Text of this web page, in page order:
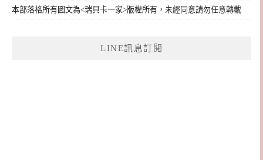
本部落格所有圖文為<瑞貝卡一家>版權所有，未經同意請勿任意轉載
LINE訊息訂閱